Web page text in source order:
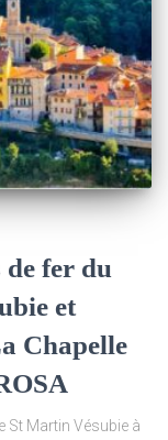
de fer du
et
Chapelle
St Martin Vésubie à